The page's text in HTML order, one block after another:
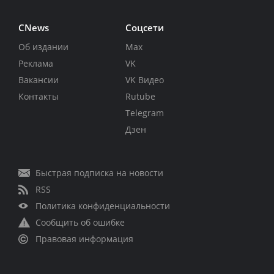
CNews
Об издании
Реклама
Вакансии
Контакты
Соцсети
Max
VK
VK Видео
Rutube
Telegram
Дзен
Быстрая подписка на новости
RSS
Политика конфиденциальности
Сообщить об ошибке
Правовая информация